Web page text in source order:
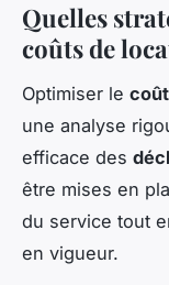
Quelles
coûts de
Optimiser le
une analyse
efficace des
être mises en
du service tout
en vigueur.